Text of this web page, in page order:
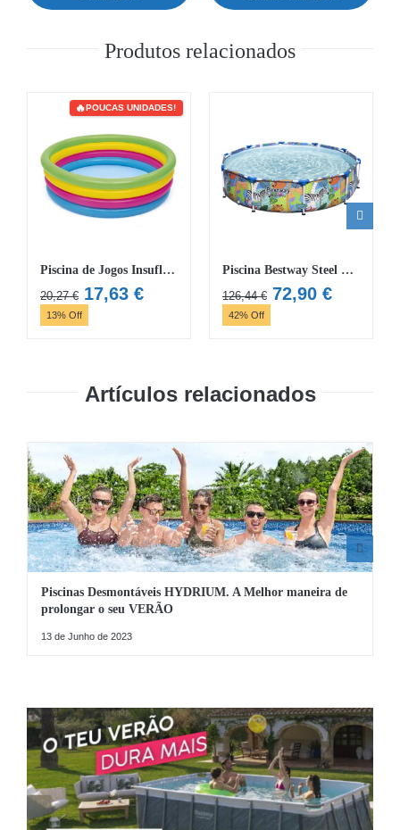
Produtos relacionados
POUCAS UNIDADES!
Piscina de Jogos Insuflável Infantil Bestway®
20,27€ O
17,63 €O
13% Off
Piscina Bestway Steel Pro com desenho de animais
126,44€ O
72,90 €O
42% Off
Artículos relacionados
Piscinas Desmontáveis HYDRIUM. A Melhor maneira de
prolongar o seu VERÃO
13 de Junho de 2023